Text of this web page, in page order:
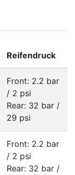
Reifendruck
Front: 2.2 bar
/ 2 psi
Rear: 32 bar /
29 psi
Front: 2.2 bar
/ 2 psi
Rear: 32 bar /